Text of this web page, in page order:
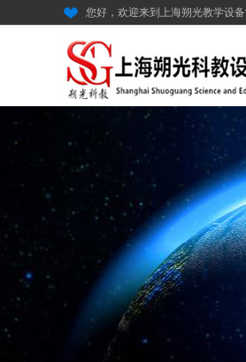
您好，欢迎来到上海朔光教学设